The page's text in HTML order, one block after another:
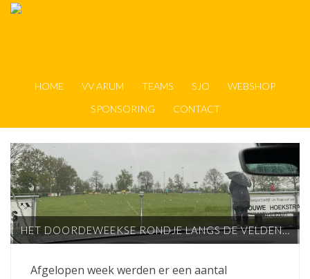
HOME VV ARUM TEAMS SJO
WEBSHOP
SPONSORING
CONTACT
HET DOORDEWEEKSE RONDJE LANGS DE VELDEN…
Afgelopen week werden er een aantal